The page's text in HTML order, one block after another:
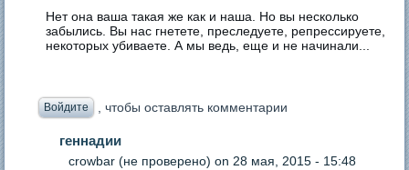
Нет она ваша такая же как и наша. Но вы несколько
забылись. Вы нас гнетете, преследуете, репрессируете,
некоторых убиваете. А мы ведь, еще и не начинали...
Войдите , чтобы оставлять комментарии
геннадии
crowbar (не проверено) on 28 мая, 2015 - 15:48